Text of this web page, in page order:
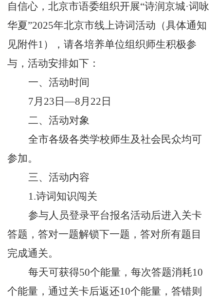
自信心，北京市语委组织开展“诗润京城·词咏
华夏”2025年北京市线上诗词活动（具体通知
见附件1），请各培养单位组织师生积极参
与，活动安排如下：
一、活动时间
7月23日—8月22日
二、活动对象
全市各级各类学校师生及社会民众均可
参加。
三、活动内容
1.诗词知识闯关
参与人员登录平台报名活动后进入关卡
答题，答对一题解锁下一题，答对所有题目
完成通关。
每天可获得50个能量，每次答题消耗10
个能量，通过关卡后返还10个能量，答错则